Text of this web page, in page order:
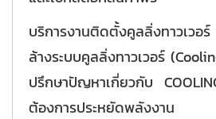
บริการงานติดตั้งคูลลิ่งทาวเวอร์
ล้างระบบคูลลิ่งทาวเวอร์
ปรึกษาปัญหาเกี่ยวกับ
ต้องการประหยัดพลังงาน